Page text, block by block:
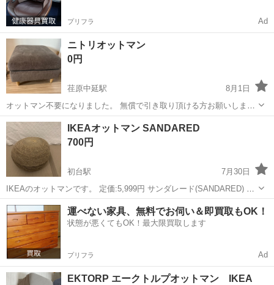
プリフラ Ad
ニトリオットマン
0円
荏原中延駅
8月1日
オットマン不要になりました。 無償で引き取り頂ける方お願いしま
す。 一年程の使用です。 縦横約60cmほどです。
東京 品川区 荏原中延駅
IKEAオットマン SANDARED
700円
初台駅
7月30日
IKEAのオットマンです。 定価:5,999円 サンダレード(SANDARED) お
手数ですが取り扱いなどはIKEA公式ホームページをご確認ください。
リムーバブルカバー 洗濯機で洗えます（30℃以下） ...
東京 渋谷区 初台駅 ソファ
運べない家具、無料でお伺い＆即買取もOK！
状態が悪くてもOK！最大限買取します
プリフラ Ad
EKTORP エークトルプオットマン IKEA